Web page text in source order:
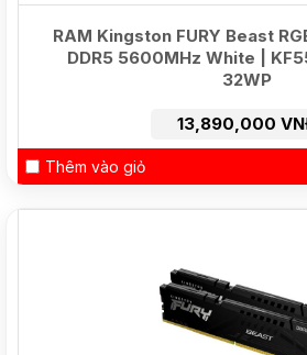
RAM Kingston FURY Beast
DDR5 5600MHz White |
32WP
13,890,000
Thêm vào giỏ